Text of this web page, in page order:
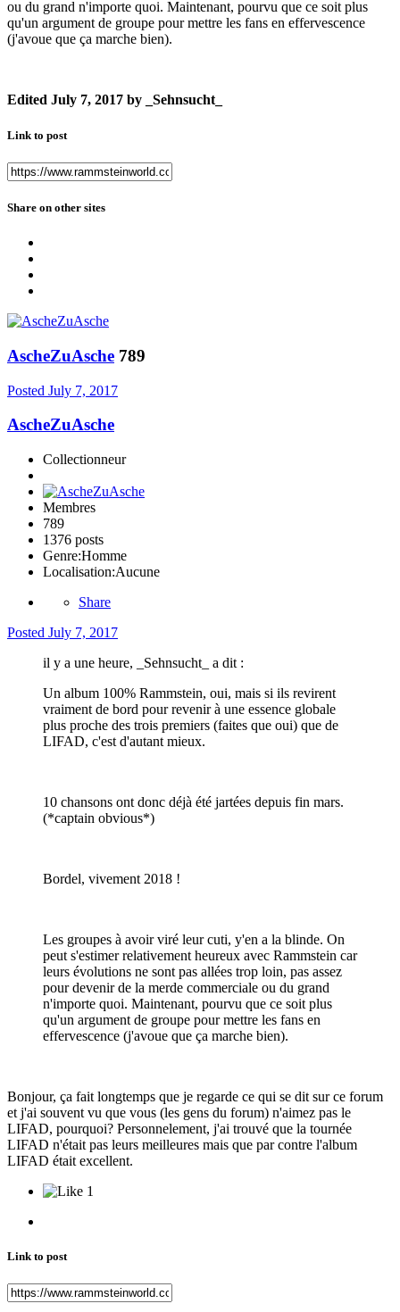
ou du grand n'importe quoi. Maintenant, pourvu que ce soit plus
qu'un argument de groupe pour mettre les fans en effervescence
(j'avoue que ça marche bien).
Edited July 7, 2017 by _Sehnsucht_
Link to post
Share on other sites
AscheZuAsche 789
Posted July 7, 2017
AscheZuAsche
Collectionneur
Membres
789
1376 posts
Genre:Homme
Localisation:Aucune
Share
Posted July 7, 2017
il y a une heure, _Sehnsucht_ a dit :
Un album 100% Rammstein, oui, mais si ils revirent
vraiment de bord pour revenir à une essence globale
plus proche des trois premiers (faites que oui) que de
LIFAD, c'est d'autant mieux.
10 chansons ont donc déjà été jartées depuis fin mars.
(*captain obvious*)
Bordel, vivement 2018 !
Les groupes à avoir viré leur cuti, y'en a la blinde. On
peut s'estimer relativement heureux avec Rammstein car
leurs évolutions ne sont pas allées trop loin, pas assez
pour devenir de la merde commerciale ou du grand
n'importe quoi. Maintenant, pourvu que ce soit plus
qu'un argument de groupe pour mettre les fans en
effervescence (j'avoue que ça marche bien).
Bonjour, ça fait longtemps que je regarde ce qui se dit sur ce forum
et j'ai souvent vu que vous (les gens du forum) n'aimez pas le
LIFAD, pourquoi? Personnelement, j'ai trouvé que la tournée
LIFAD n'était pas leurs meilleures mais que par contre l'album
LIFAD était excellent.
1
Link to post